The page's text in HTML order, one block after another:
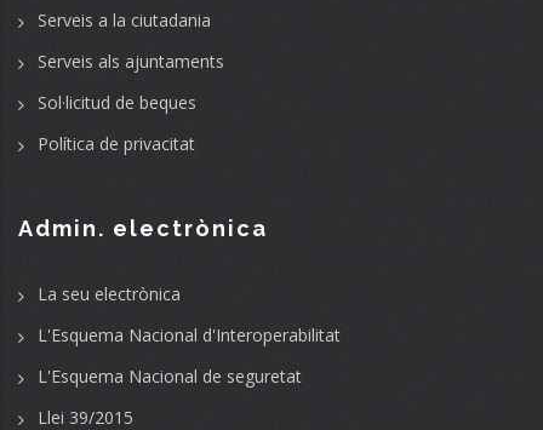
Serveis a la ciutadania
Serveis als ajuntaments
Sol·licitud de beques
Política de privacitat
Admin. electrònica
La seu electrònica
L'Esquema Nacional d'Interoperabilitat
L'Esquema Nacional de seguretat
Llei 39/2015